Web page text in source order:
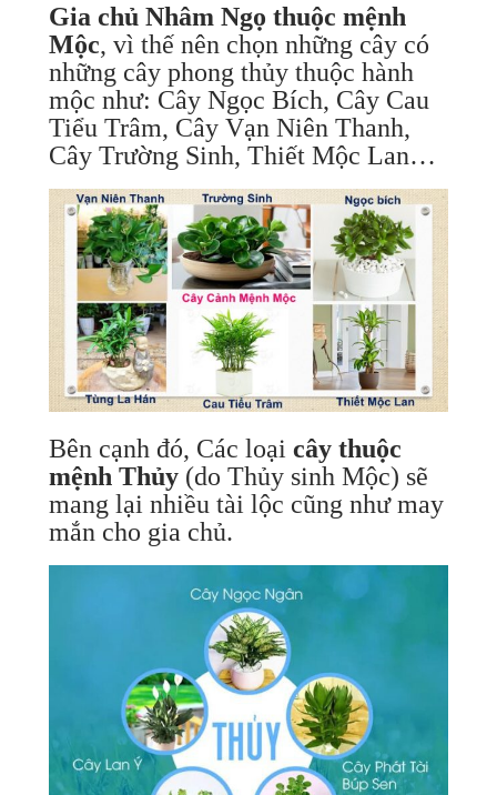
Gia chủ Nhâm Ngọ thuộc mệnh
Mộc, vì thế nên chọn những cây có
những cây phong thủy thuộc hành
mộc như: Cây Ngọc Bích, Cây Cau
Tiểu Trâm, Cây Vạn Niên Thanh,
Cây Trường Sinh, Thiết Mộc Lan…
Bên cạnh đó, Các loại cây thuộc
mệnh Thủy(do Thủy sinh Mộc) sẽ
mang lại nhiều tài lộc cũng như may
mắn cho gia chủ.